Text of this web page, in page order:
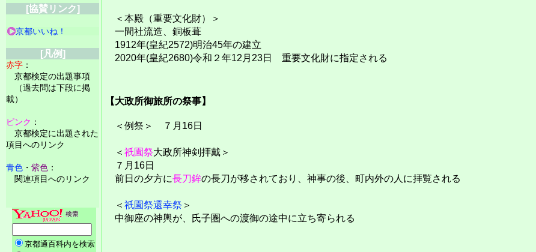
＜本殿（重要文化財）＞
一間社流造、銅板葺
1912年(皇紀2572)明治45年の建立
2020年(皇紀2680)令和２年12月23日 重要文化財に指定される
【大政所御旅所の祭事】
＜例祭＞ ７月16日
＜ 祇園祭大政所神剣拝戴＞
７月16日
前日の夕方に長刀鉾の長刀が移されており、神事の後、町内外の人に拝覧される
＜ 祇園祭還幸祭 ＞
中御座の神輿が、氏子圏への渡御の途中に立ち寄られる
[協賛リンク]
京都いいね！
[凡例]
赤字 ：
京都検定の出題事項
（過去問は下段に掲
載）
ピンク ：
京都検定に出題された
項目へのリンク
青色 ・ 紫色 ：
関連項目へのリンク